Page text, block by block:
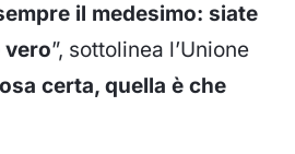
il medesimo: siate
vero”, sottolinea l’Unione
certa, quella è che